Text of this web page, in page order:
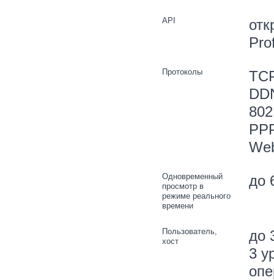
API
Протоколы
Одновременный
просмотр в
режиме реального
времени
до
Пользователь,
хост
до
3